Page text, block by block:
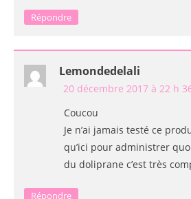
Répondre
Lemondedelali
20 décembre 2017 à 22 h
Coucou
Je n’ai jamais testé ce
qu’ici pour administrer
du doliprane c’est très
Répondre